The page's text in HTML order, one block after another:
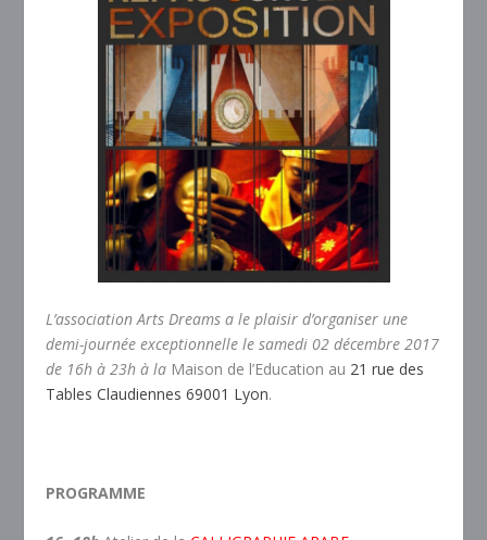
L’association Arts Dreams a le plaisir d’organiser une
demi-journée exceptionnelle le samedi 02 décembre 2017
de 16h à 23h à la Maison de l’Education au 21 rue des
Tables Claudiennes 69001 Lyon.
PROGRAMME